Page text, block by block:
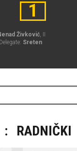
1
Živković, II
Sreten
: RADNIČKI